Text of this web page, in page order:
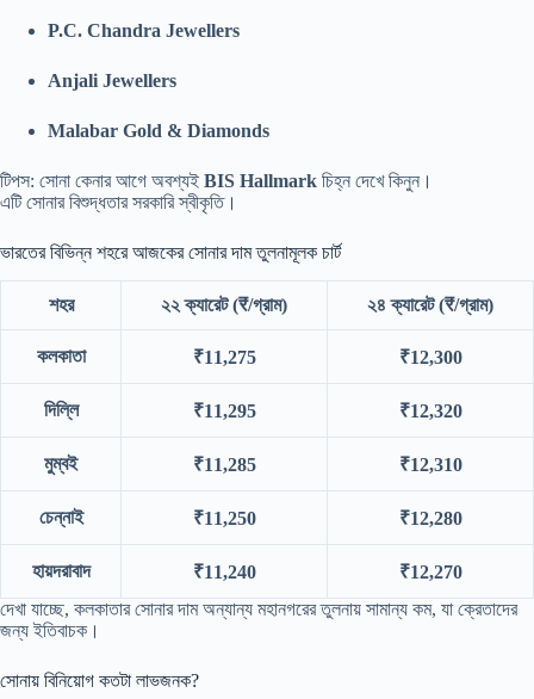
P.C. Chandra Jewellers
Anjali Jewellers
Malabar Gold & Diamonds
টিপস: সোনা কেনার আগে অবশ্যই BIS Hallmark চিহ্ন দেখে কিনুন।
এটি সোনার বিশুদ্ধতার সরকারি স্বীকৃতি।
ভারতের বিভিন্ন শহরে আজকের সোনার দাম তুলনামূলক চার্ট
শহর ২২ ক্যারেট (₹/গ্রাম) ২৪ ক্যারেট (₹/গ্রাম)
কলকাতা ₹11,275 ₹12,300
দিল্লি ₹11,295 ₹12,320
মুম্বই ₹11,285 ₹12,310
চেন্নাই ₹11,250 ₹12,280
হায়দরাবাদ ₹11,240
₹12,270
দেখা যাচ্ছে, কলকাতার সোনার দাম অন্যান্য মহানগরের তুলনায় সামান্য কম, যা ক্রেতাদের
জন্য ইতিবাচক।
সোনায় বিনিয়োগ কতটা লাভজনক?